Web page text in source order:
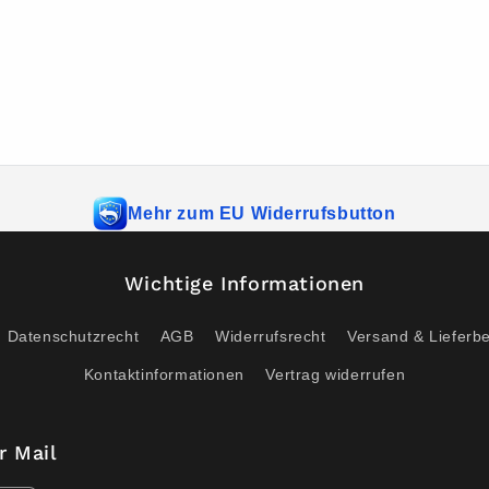
Mehr zum EU Widerrufsbutton
Wichtige Informationen
Datenschutzrecht AGB Widerrufsrecht Versand &
Kontaktinformationen Vertrag widerrufen
Mail